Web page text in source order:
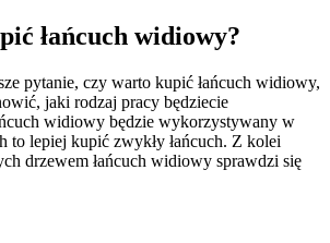
łańcuch widiowy?
pytanie, czy warto kupić łańcuch widiowy,
jaki rodzaj pracy będziecie
widiowy będzie wykorzystywany w
to lepiej kupić zwykły łańcuch. Z kolei
drzewem łańcuch widiowy sprawdzi się